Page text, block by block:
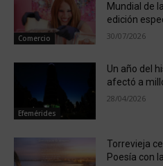
Comercio
Mundial de
edición
30/07/2026
Efemérides
Un año del
afectó a
28/04/2026
Torrevieja
Poesía con